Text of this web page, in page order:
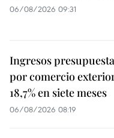
06/08/2026 09:31
Ingresos
por comercio
18,7% en siete meses
06/08/2026 08:19